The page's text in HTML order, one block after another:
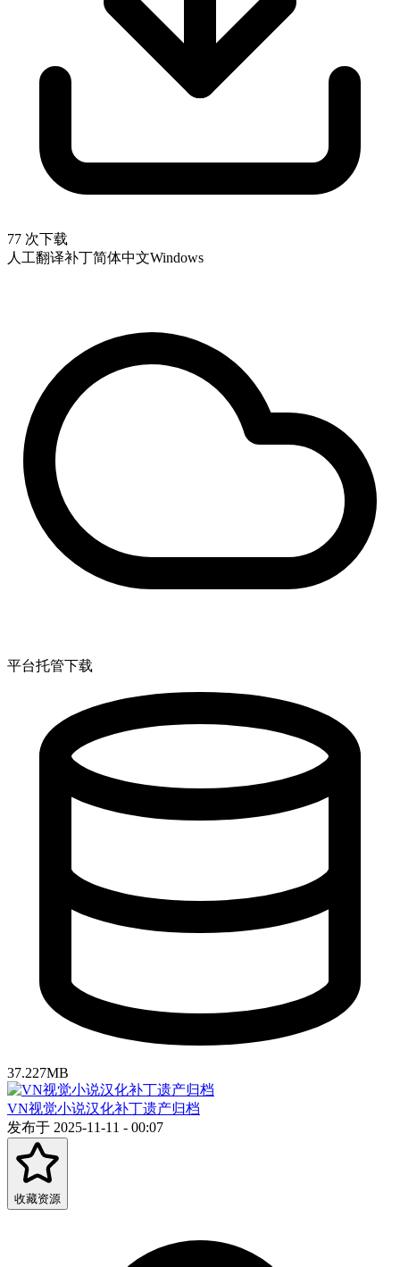
77 次下载
人工翻译补丁简体中文Windows
平台托管下载
37.227MB
VN视觉小说汉化补丁遗产归档
发布于 2025-11-11 - 00:07
收藏资源